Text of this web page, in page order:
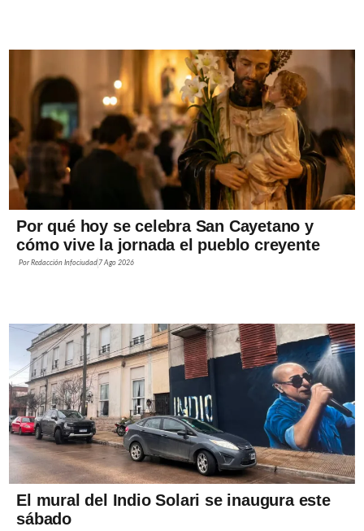
Por qué hoy se celebra San Cayetano y
cómo vive la jornada el pueblo creyente
PorRedacción Infociudad 7 Ago 2026
El mural del Indio Solari se inaugura este
sábado